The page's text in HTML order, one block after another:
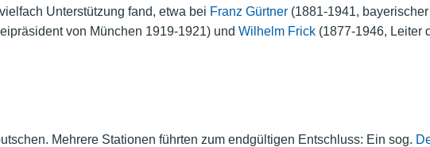
Unterstützung fand, etwa bei Franz Gürtner(1881-1941,
von München 1919-1921) und Wilhelm Frick(1877-1946, Leiter
Mehrere Stationen führten zum endgültigen Entschluss: Ein sog.